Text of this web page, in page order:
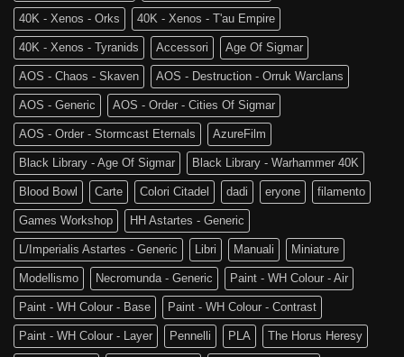
40K - Xenos - Orks 40K - Xenos - T'au Empire
40K - Xenos - Tyranids Accessori Age Of Sigmar
AOS - Chaos - Skaven AOS - Destruction - Orruk Warclans
AOS - Generic AOS - Order - Cities Of Sigmar
AOS - Order - Stormcast Eternals AzureFilm
Black Library - Age Of Sigmar Black Library - Warhammer 40K
Blood Bowl Carte Colori Citadel dadi eryone filamento
Games Workshop HH Astartes - Generic
L/Imperialis Astartes - Generic Libri Manuali Miniature
Modellismo Necromunda - Generic Paint - WH Colour - Air
Paint - WH Colour - Base Paint - WH Colour - Contrast
Paint - WH Colour - Layer Pennelli PLA The Horus Heresy